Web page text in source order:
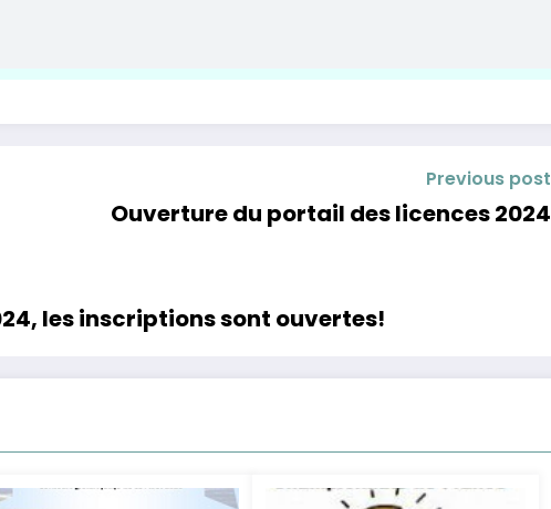
Previous post
Ouverture du portail des licences 2024
les inscriptions sont ouvertes!